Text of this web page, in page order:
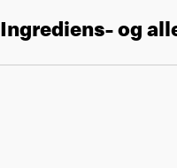
Ingrediens- og